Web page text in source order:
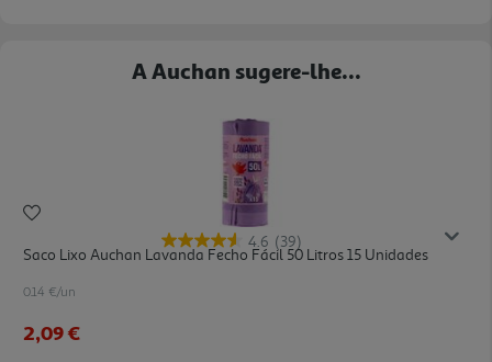
A Auchan sugere-lhe...
4.6 (39)
Saco Lixo Auchan Lavanda Fecho Fácil 50 Litros 15 Unidades
0.14 €/un
2,09 €